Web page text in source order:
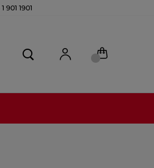
901 1901